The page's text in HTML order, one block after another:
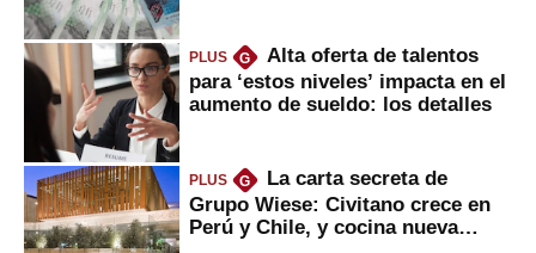
PLUS G
Alta oferta de talentos
para ‘estos niveles’ impacta en el
aumento de sueldo: los detalles
PLUS G
La carta secreta de
Grupo Wiese: Civitano crece en
Perú y Chile, y cocina nueva